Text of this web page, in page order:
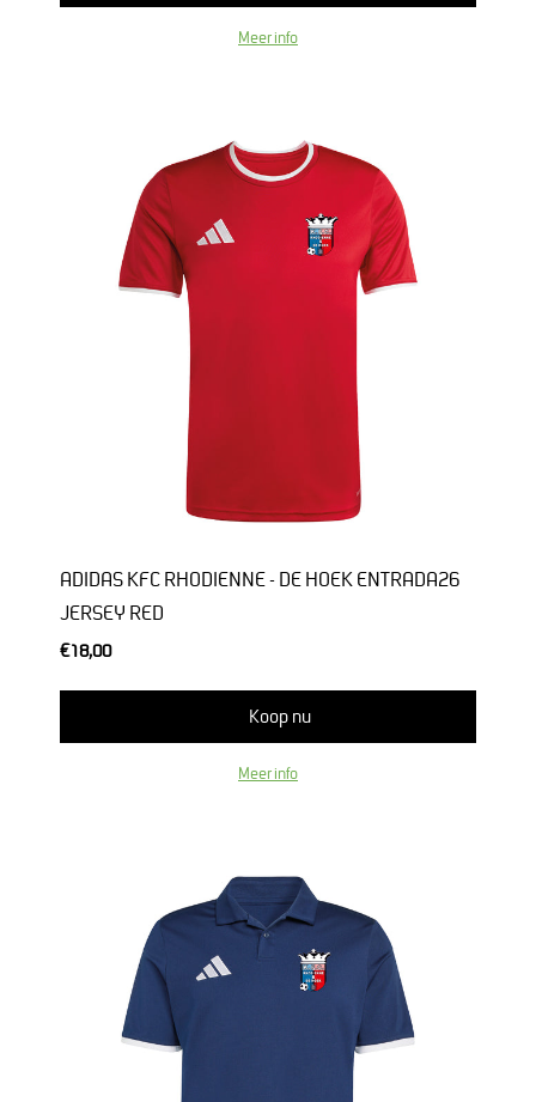
Meer info
ADIDAS KFC RHODIENNE - DE HOEK ENTRADA26
JERSEY RED
€18,00
Koop nu
Meer info